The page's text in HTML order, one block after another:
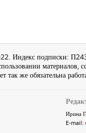
Индекс подписки:
материалов,
так же обязательна
Ирина
E-mail: